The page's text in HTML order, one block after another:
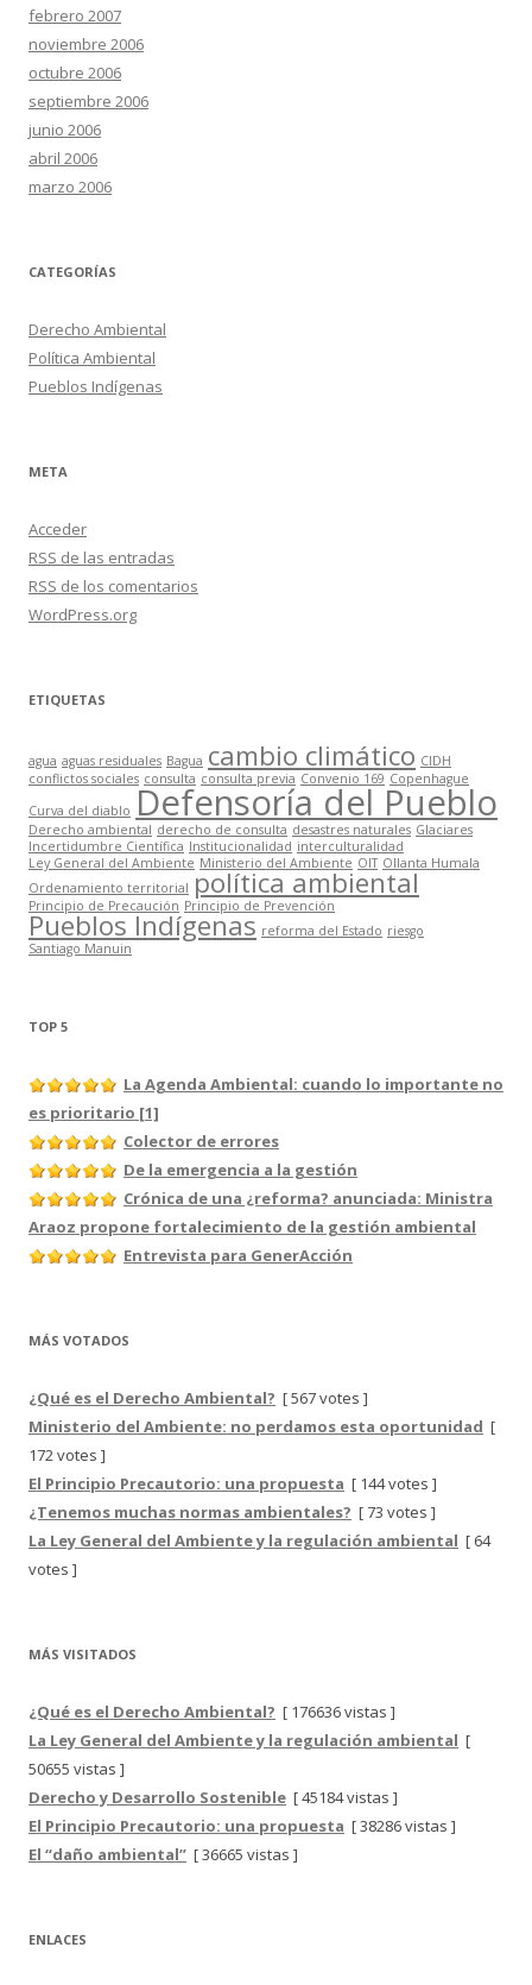
febrero 2007
noviembre 2006
octubre 2006
septiembre 2006
junio 2006
abril 2006
marzo 2006
CATEGORÍAS
Derecho Ambiental
Política Ambiental
Pueblos Indígenas
META
Acceder
RSS de las entradas
RSS de los comentarios
WordPress.org
ETIQUETAS
agua aguas residuales Bagua cambio climático CIDH
conflictos sociales consulta consulta previa Convenio 169 Copenhague
Curva del diablo Defensoría del Pueblo
Derecho ambiental derecho de consulta desastres naturales Glaciares
Incertidumbre Científica Institucionalidad interculturalidad
Ley General del Ambiente Ministerio del Ambiente OIT Ollanta Humala
Ordenamiento territorial política ambiental
Principio de Precaución Principio de Prevención
Pueblos Indígenas reforma del Estado riesgo
Santiago Manuin
TOP 5
La Agenda Ambiental: cuando lo importante no
es prioritario [1]
Colector de errores
De la emergencia a la gestión
Crónica de una ¿reforma? anunciada: Ministra
Araoz propone fortalecimiento de la gestión ambiental
Entrevista para GenerAcción
MÁS VOTADOS
¿Qué es el Derecho Ambiental? [ 567 votes ]
Ministerio del Ambiente: no perdamos esta oportunidad [
172 votes ]
El Principio Precautorio: una propuesta [ 144 votes ]
¿Tenemos muchas normas ambientales? [ 73 votes ]
La Ley General del Ambiente y la regulación ambiental [ 64
votes ]
MÁS VISITADOS
¿Qué es el Derecho Ambiental? [ 176636 vistas ]
La Ley General del Ambiente y la regulación ambiental [
50655 vistas ]
Derecho y Desarrollo Sostenible [ 45184 vistas ]
El Principio Precautorio: una propuesta [ 38286 vistas ]
El “daño ambiental” [ 36665 vistas ]
ENLACES